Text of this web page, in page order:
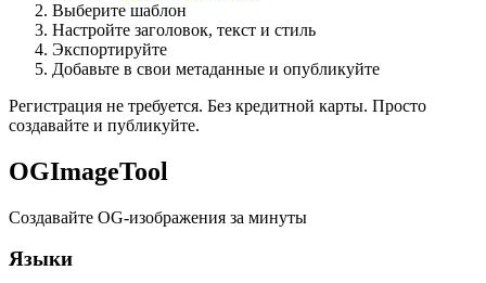
Выберите шаблон
Настройте заголовок, текст и стиль
Экспортируйте
Добавьте в свои метаданные и опубликуйте
Регистрация не требуется. Без кредитной карты. Просто
создавайте и публикуйте.
OGImageTool
Создавайте OG-изображения за минуты
Языки